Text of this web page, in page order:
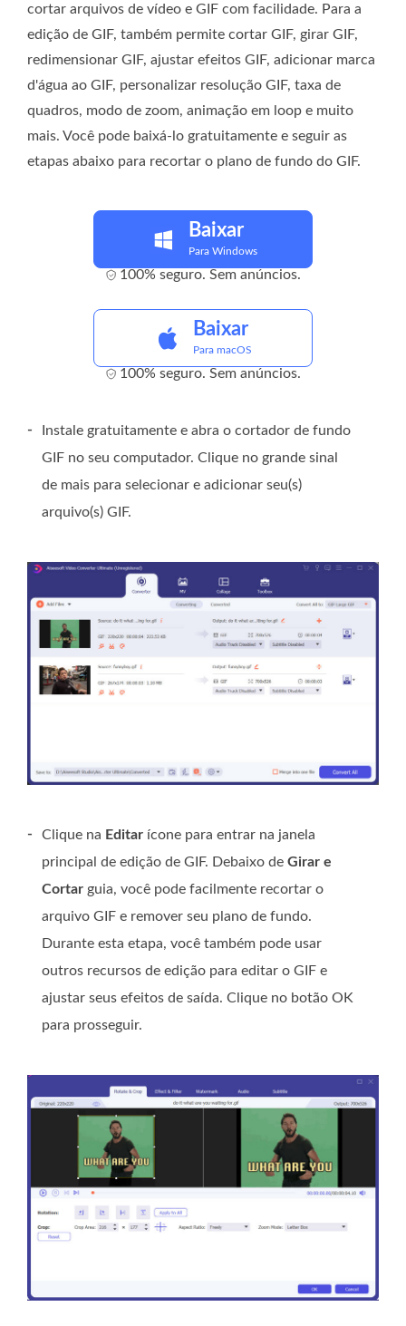
cortar arquivos de vídeo e GIF com facilidade. Para a
edição de GIF, também permite cortar GIF, girar GIF,
redimensionar GIF, ajustar efeitos GIF, adicionar marca
d'água ao GIF, personalizar resolução GIF, taxa de
quadros, modo de zoom, animação em loop e muito
mais. Você pode baixá-lo gratuitamente e seguir as
etapas abaixo para recortar o plano de fundo do GIF.
Baixar
Para Windows
100% seguro. Sem anúncios.
Baixar
Para macOS
100% seguro. Sem anúncios.
-
Instale gratuitamente e abra o cortador de fundo
GIF no seu computador. Clique no grande sinal
de mais para selecionar e adicionar seu(s)
arquivo(s) GIF.
- Clique na Editar ícone para entrar na janela
principal de edição de GIF. Debaixo de Girar e
Cortar guia, você pode facilmente recortar o
arquivo GIF e remover seu plano de fundo.
Durante esta etapa, você também pode usar
outros recursos de edição para editar o GIF e
ajustar seus efeitos de saída. Clique no botão OK
para prosseguir.